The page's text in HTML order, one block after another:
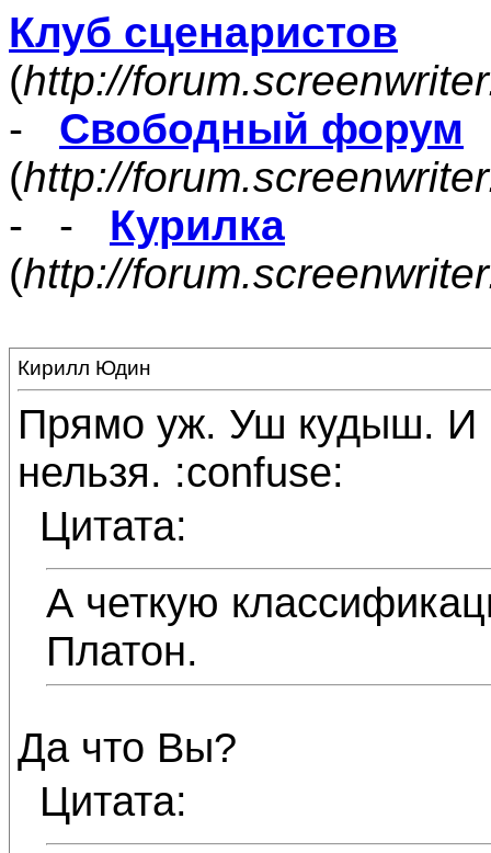
Клуб сценаристов
(http://
- Свободный форум
(http://
- - Курилка
(http://
Кирилл Юдин
Прямо уж. Уш кудыш. И
нельзя. :confuse:
Цитата:
А четкую
Платон.
Да что Вы?
Цитата: